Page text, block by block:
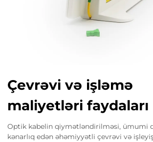
Çevrəvi və işləmə
maliyetləri faydaları
Optik kabelin qiymətləndirilməsi, ümumi
kənarlıq edən əhəmiyyətli çevrəvi və